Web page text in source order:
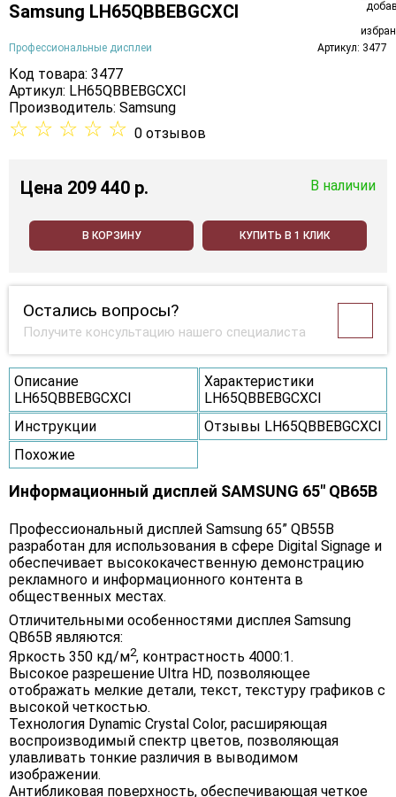
Samsung LH65QBBEBGCXCI
Профессиональные дисплеи Артикул: 3477
Код товара: 3477
Артикул: LH65QBBEBGCXCI
Производитель: Samsung
☆ ☆ ☆ ☆ ☆ 0 отзывов
Цена 209 440 p. В наличии
В КОРЗИНУ КУПИТЬ В 1 КЛИК
Остались вопросы?
Получите консультацию нашего специалиста
Описание
LH65QBBEBGCXCI
Характеристики
LH65QBBEBGCXCI
Инструкции
Отзывы LH65QBBEBGCXCI
Похожие
Информационный дисплей SAMSUNG 65" QB65B
Профессиональный дисплей Samsung 65” QB55B
разработан для использования в сфере Digital Signage и
обеспечивает высококачественную демонстрацию
рекламного и информационного контента в
общественных местах.
Отличительными особенностями дисплея Samsung
QB65B являются:
Яркость 350 кд/м2, контрастность 4000:1.
Высокое разрешение Ultra HD, позволяющее
отображать мелкие детали, текст, текстуру графиков с
высокой четкостью.
Технология Dynamic Crystal Color, расширяющая
воспроизводимый спектр цветов, позволяющая
улавливать тонкие различия в выводимом
изображении.
Антибликовая поверхность, обеспечивающая четкое